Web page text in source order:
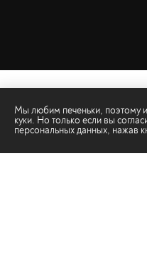
Мы любим печеньки, поэтому
куки. Но только если вы
персональных данных, нажав